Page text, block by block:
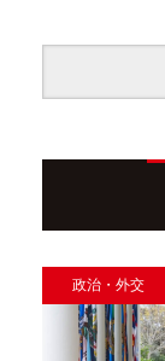
政治・外交